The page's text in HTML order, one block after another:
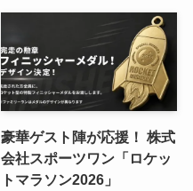
豪華ゲスト陣が応援！ 株式
会社スポーツワン「ロケッ
トマラソン2026」